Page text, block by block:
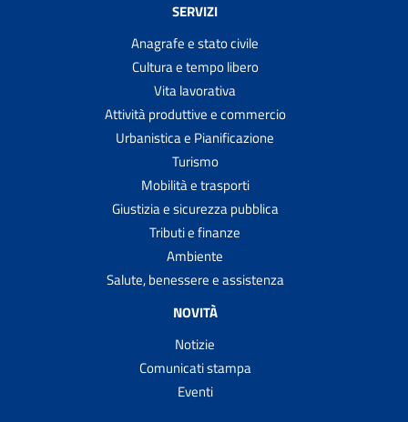
SERVIZI
Anagrafe e stato civile
Cultura e tempo libero
Vita lavorativa
Attività produttive e commercio
Urbanistica e Pianificazione
Turismo
Mobilità e trasporti
Giustizia e sicurezza pubblica
Tributi e finanze
Ambiente
Salute, benessere e assistenza
NOVITÀ
Notizie
Comunicati stampa
Eventi